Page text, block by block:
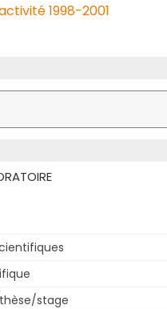
1998-2001
stage